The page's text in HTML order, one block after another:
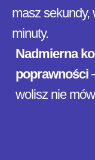
masz
minuty.
Nadmierna
poprawności
wolisz nie